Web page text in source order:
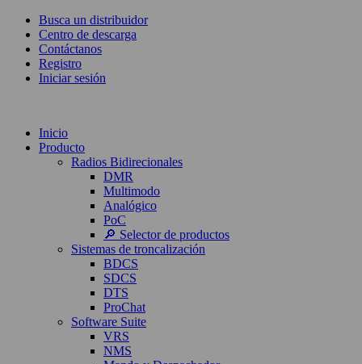
Busca un distribuidor
Centro de descarga
Contáctanos
Registro
Iniciar sesión
Inicio
Producto
Radios Bidirecionales
DMR
Multimodo
Analógico
PoC
🔎 Selector de productos
Sistemas de troncalización
BDCS
SDCS
DTS
ProChat
Software Suite
VRS
NMS